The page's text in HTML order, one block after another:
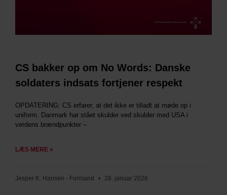
CS bakker op om No Words: Danske
soldaters indsats fortjener respekt
OPDATERING: CS erfarer, at det ikke er tilladt at møde op i
uniform. Danmark har stået skulder ved skulder med USA i
verdens brændpunkter –
LÆS MERE »
Jesper K. Hansen - Formand 28. januar 2026